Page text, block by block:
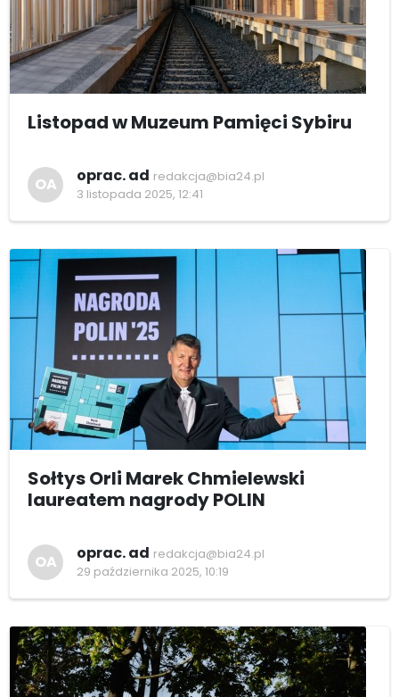
Listopad w Muzeum Pamięci Sybiru
OA oprac. ad redakcja@bia24.pl
3 listopada 2025, 12:41
Sołtys Orli Marek Chmielewski
laureatem nagrody POLIN
OA oprac. ad redakcja@bia24.pl
29 października 2025, 10:19